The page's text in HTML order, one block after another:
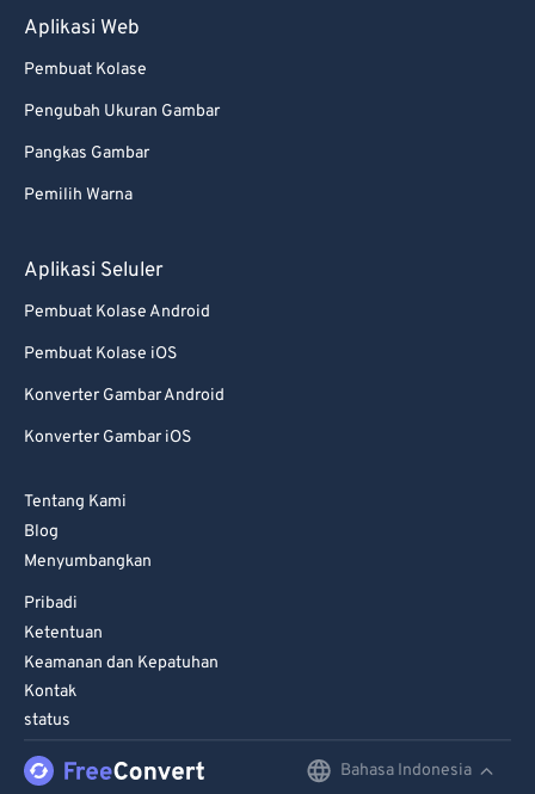
Aplikasi Web
Pembuat Kolase
Pengubah Ukuran Gambar
Pangkas Gambar
Pemilih Warna
Aplikasi Seluler
Pembuat Kolase Android
Pembuat Kolase iOS
Konverter Gambar Android
Konverter Gambar iOS
Tentang Kami
Blog
Menyumbangkan
Pribadi
Ketentuan
Keamanan dan Kepatuhan
Kontak
status
Bahasa Indonesia